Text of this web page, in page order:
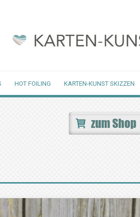
HOT FOILING KARTEN-KUNST SKIZZEN